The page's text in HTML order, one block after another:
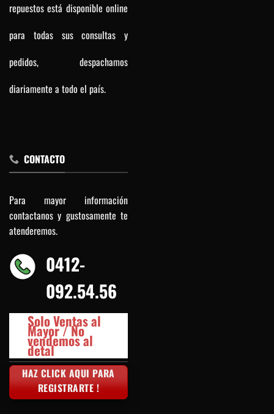
repuestos está disponible online
para todas sus consultas y
pedidos, despachamos
diariamente a todo el país.
CONTACTO
Para mayor información
contactanos y gustosamente te
atenderemos.
0412-
092.54.56
Solo Ventas al
Mayor / No
vendemos al
detal
HAZ CLICK AQUI PARA
REGISTRARTE !